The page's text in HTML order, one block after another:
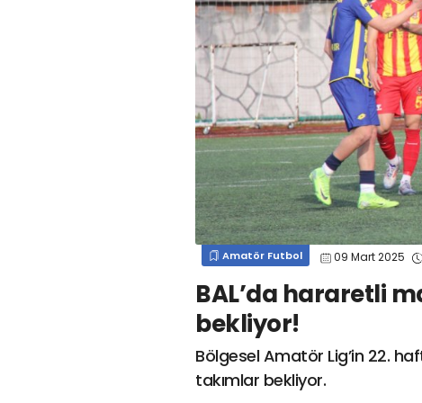
mert cengiz
#engin koyun #fırat
gülspor41
kocaelispor #mert
cengiz
#erdem övüç
gençlerbirliği
#
eleke lua lua #barış alıcı
#
metin diyadinspor41
erdem övüç
#
kocaelispor
#beykan şimşek
Amatör Futbol 09 Mart 2025
BAL’da hararetli
bekliyor!
Bölgesel Amatör Lig’in 22.
takımlar bekliyor.